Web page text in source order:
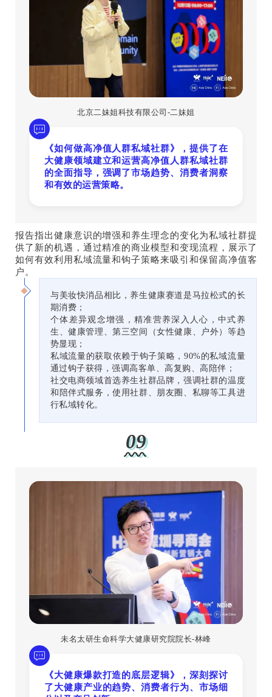
北京二妹姐科技有限公司-二妹姐
《如何做高净值人群私域社群》，提供了在
大健康领域建立和运营高净值人群私域社群
的全面指导，强调了市场趋势、消费者洞察
和有效的运营策略。
报告指出健康意识的增强和养生理念的变化为私域社群提
供了新的机遇，通过精准的商业模型和变现流程，展示了
如何有效利用私域流量和钩子策略来吸引和保留高净值客
户。
与美妆快消品相比，养生健康赛道是马拉松式的长
期消费；
个体差异观念增强，精准营养深入人心，中式养
生、健康管理、第三空间（女性健康、户外）等趋
势显现；
私域流量的获取依赖于钩子策略，90%的私域流量
通过钩子获得，强调高客单、高复购、高陪伴；
社交电商领域首选养生社群品牌，强调社群的温度
和陪伴式服务，使用社群、朋友圈、私聊等工具进
行私域转化。
09
未名太研生命科学大健康研究院院长-林峰
《大健康爆款打造的底层逻辑》，深刻探讨
了大健康产业的趋势、消费者行为、市场细